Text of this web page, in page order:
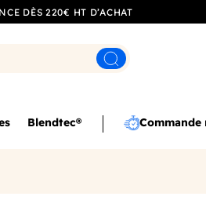
DÈS 220€ HT D’ACHAT
Rechercher
Blendtec® Commande